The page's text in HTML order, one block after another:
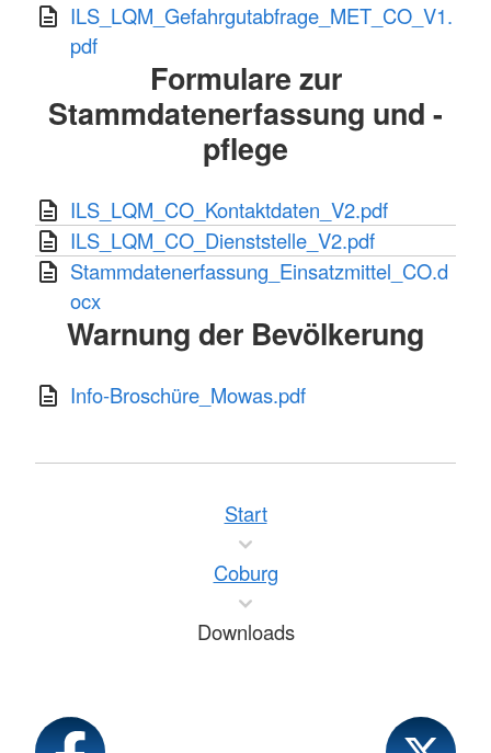
ILS_LQM_Gefahrgutabfrage_MET_CO_V1.
pdf
Formulare zur
Stammdatenerfassung und -
pflege
ILS_LQM_CO_Kontaktdaten_V2.pdf
ILS_LQM_CO_Dienststelle_V2.pdf
Stammdatenerfassung_Einsatzmittel_CO.d
ocx
Warnung der Bevölkerung
Info-Broschüre_Mowas.pdf
Start
Coburg
Downloads